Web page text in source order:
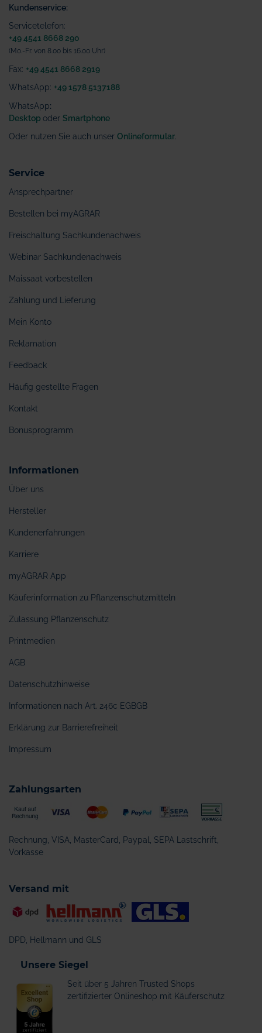
Kundenservice:
Servicetelefon:
+49 4541 8668 290
(Mo.-Fr. von 8.00 bis 16.00 Uhr)
Fax: +49 4541 8668 2919
WhatsApp: +49 1578 5137188
WhatsApp:
Desktop oder Smartphone
Oder nutzen Sie auch unser Onlineformular
Service
Ansprechpartner
Bestellen bei myAGRAR
Freischaltung Sachkundenachweis
Webinar Sachkundenachweis
Maissaat vorbestellen
Zahlung und Lieferung
Mein Konto
Reklamation
Feedback
Häufig gestellte Fragen
Kontakt
Bonusprogramm
Informationen
Über uns
Hersteller
Kundenerfahrungen
Karriere
myAGRAR App
Käuferinformation zu Pflanzenschutzmitteln
Zulassung Pflanzenschutz
Printmedien
AGB
Datenschutzhinweise
Informationen nach Art. 246c EGBGB
Erklärung zur Barrierefreiheit
Impressum
Zahlungsarten
Rechnung, VISA, MasterCard, Paypal, SEPA Lastschrift,
Vorkasse
Versand mit
DPD, Hellmann und GLS
Unsere Siegel
Seit über 5 Jahren Trusted Shops
zertifizierter Onlineshop mit Käuferschutz